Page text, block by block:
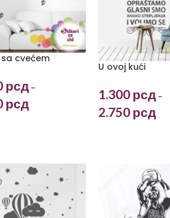
sa cvećem
рсд –
рсд
U ovoj kući
1.300 рсд –
2.750 рсд